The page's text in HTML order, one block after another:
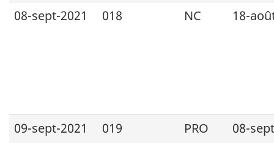
08-sept-2021 018 NC 18-
09-sept-2021 019 PRO 08-